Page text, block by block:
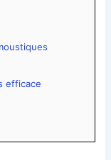
efficace